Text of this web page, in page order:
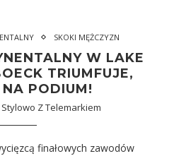
SKOKI MĘŻCZYZN
W LAKE
TRIUMFUJE,
PODIUM!
Stylowo Z Telemarkiem
finałowych zawodów